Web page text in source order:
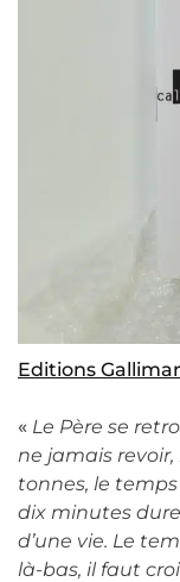
Editions
« Le Père se
ne jamais
tonnes, le
dix minutes
d’une vie. Le
là-bas, il faut